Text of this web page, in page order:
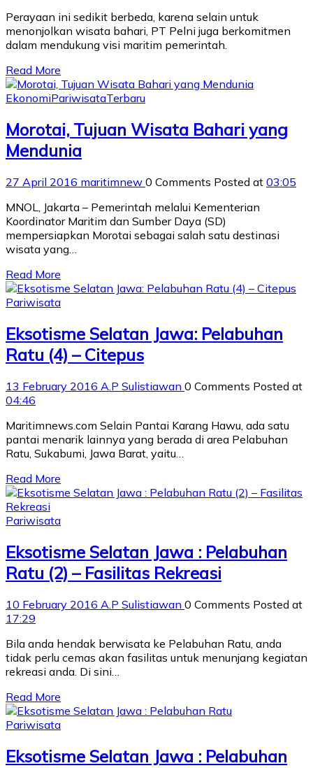
Perayaan ini sedikit berbeda, karena selain untuk
menonjolkan wisata bahari, PT Pelni juga berkomitmen
dalam mendukung visi maritim pemerintah.
Read More
EkonomiPariwisataTerbaru
Morotai, Tujuan Wisata Bahari yang
Mendunia
27 April 2016 maritimnew 0 Comments Posted at 03:05
MNOL, Jakarta – Pemerintah melalui Kementerian
Koordinator Maritim dan Sumber Daya (SD)
mempersiapkan Morotai sebagai salah satu destinasi
wisata yang…
Read More
Pariwisata
Eksotisme Selatan Jawa: Pelabuhan
Ratu (4) – Citepus
13 February 2016 A.P Sulistiawan 0 Comments Posted at
04:46
Maritimnews.com Selain Pantai Karang Hawu, ada satu
pantai menarik lainnya yang berada di area Pelabuhan
Ratu, Sukabumi, Jawa Barat, yaitu…
Read More
Pariwisata
Eksotisme Selatan Jawa : Pelabuhan
Ratu (2) – Fasilitas Rekreasi
10 February 2016 A.P Sulistiawan 0 Comments Posted at
17:29
Bila anda hendak berwisata ke Pelabuhan Ratu, anda
tidak perlu cemas akan fasilitas untuk menunjang kegiatan
rekreasi anda. Di sini…
Read More
Pariwisata
Eksotisme Selatan Jawa : Pelabuhan